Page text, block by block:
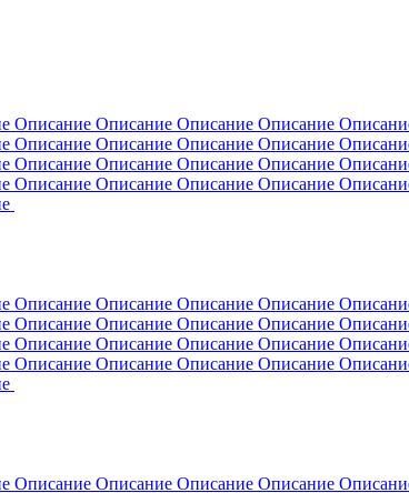
Описание Описание Описание
Описание Описание Описание
Описание Описание Описание
Описание Описание Описание
Описание Описание Описание
Описание Описание Описание
Описание Описание Описание
Описание Описание Описание
Описание Описание Описание